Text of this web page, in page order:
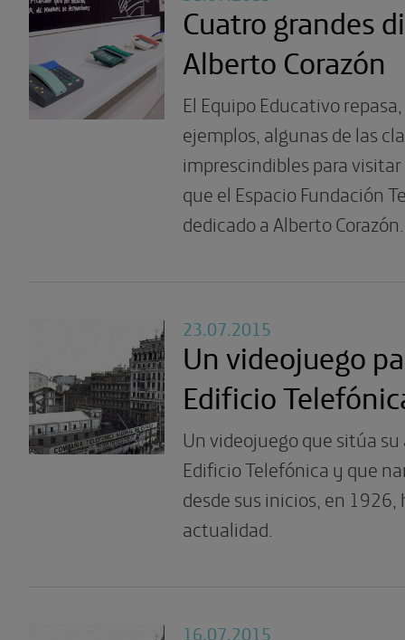
Cuatro grandes
Alberto Corazón
El Equipo Educativo
ejemplos, algunas de las
imprescindibles para
que el Espacio Fundación
dedicado a Alberto Corazón.
23.07.2015
Un videojuego
Edificio
Un videojuego que sitúa
Edificio Telefónica y que
desde sus inicios, en 1926,
actualidad.
16.07.2015